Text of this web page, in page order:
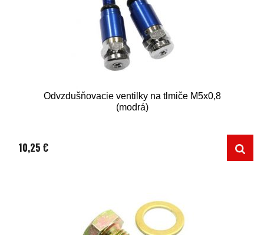
Odvzdušňovacie ventilky na tlmiče M5x0,8
(modrá)
10,25 €